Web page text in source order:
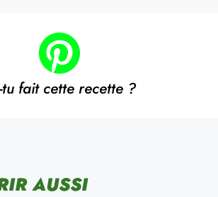
tu fait cette recette ?
AUSSI